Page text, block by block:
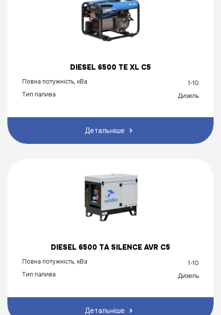
DIESEL 6500 TE XL C5
Повна потужність, кВа
1-10
Тип палива
Дизель
Детальніше
DIESEL 6500 ТA SILENCE AVR C5
Повна потужність, кВа
1-10
Тип палива
Дизель
Детальніше